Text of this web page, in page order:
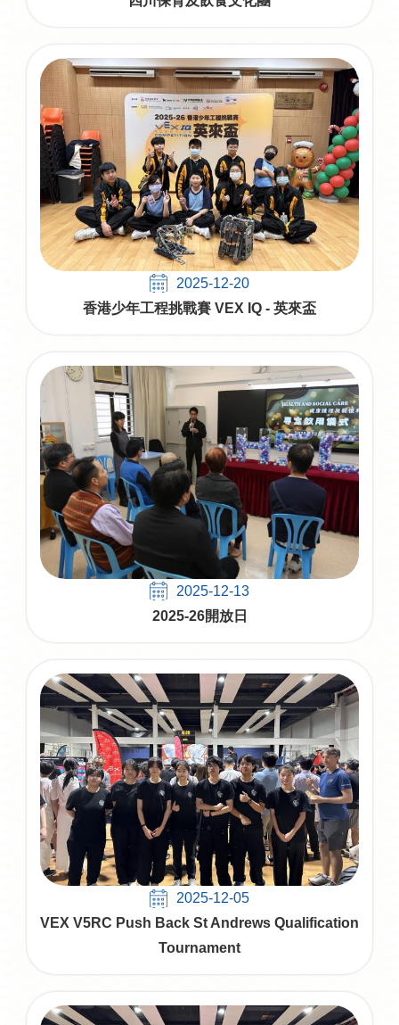
2025-12-20
香港少年工程挑戰賽 VEX IQ - 英來盃
2025-12-13
2025-26開放日
2025-12-05
VEX V5RC Push Back St Andrews Qualification
Tournament